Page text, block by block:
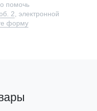
помочь
2 , электронной
форму